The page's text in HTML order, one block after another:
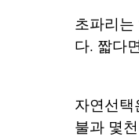
초파리
다. 짧다
자연선
불과 몇